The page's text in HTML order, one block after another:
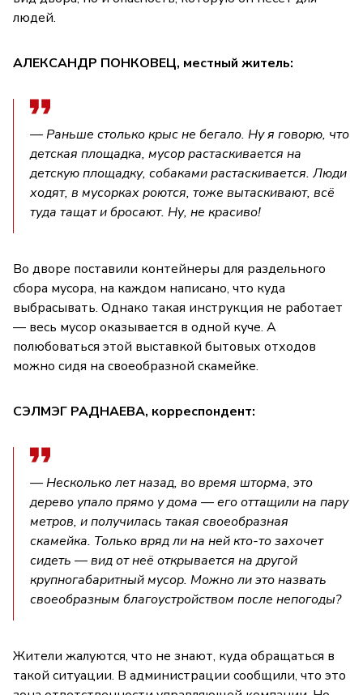
людей.
АЛЕКСАНДР ПОНКОВЕЦ, местный житель:
— Раньше столько крыс не бегало. Ну я говорю, что
детская площадка, мусор растаскивается на
детскую площадку, собаками растаскивается. Люди
ходят, в мусорках роются, тоже вытаскивают, всё
туда тащат и бросают. Ну, не красиво!
Во дворе поставили контейнеры для раздельного
сбора мусора, на каждом написано, что куда
выбрасывать. Однако такая инструкция не работает
— весь мусор оказывается в одной куче. А
полюбоваться этой выставкой бытовых отходов
можно сидя на своеобразной скамейке.
СЭЛМЭГ РАДНАЕВА, корреспондент:
— Несколько лет назад, во время шторма, это
дерево упало прямо у дома — его оттащили на пару
метров, и получилась такая своеобразная
скамейка. Только вряд ли на ней кто-то захочет
сидеть — вид от неё открывается на другой
крупногабаритный мусор. Можно ли это назвать
своеобразным благоустройством после непогоды?
Жители жалуются, что не знают, куда обращаться в
такой ситуации. В администрации сообщили, что это